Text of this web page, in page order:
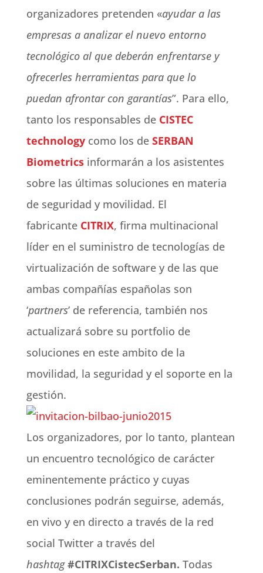
organizadores pretenden «ayudar a las
empresas a analizar el nuevo entorno
tecnológico al que deberán enfrentarse y
ofrecerles herramientas para que lo
puedan afrontar con garantías”. Para ello,
tanto los responsables de CISTEC
technologycomo los de SERBAN
Biometrics informarán a los asistentes
sobre las últimas soluciones en materia
de seguridad y movilidad. El
fabricante CITRIX, firma multinacional
líder en el suministro de tecnologías de
virtualización de software y de las que
ambas compañías españolas son
‘partners’ de referencia, también nos
actualizará sobre su portfolio de
soluciones en este ambito de la
movilidad, la seguridad y el soporte en la
gestión.
Los organizadores, por lo tanto, plantean
un encuentro tecnológico de carácter
eminentemente práctico y cuyas
conclusiones podrán seguirse, además,
en vivo y en directo a través de la red
social Twitter a través del
hashtag #CITRIXCistecSerban. Todas